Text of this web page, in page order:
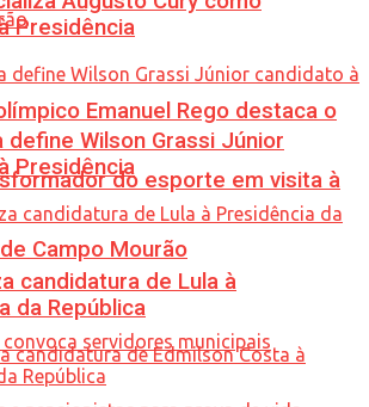
Emanuel Rego destaca o
do esporte em visita à
Campo Mourão
Presidência
define Wilson Grassi Júnior
Presidência
candidatura de Lula à
da República